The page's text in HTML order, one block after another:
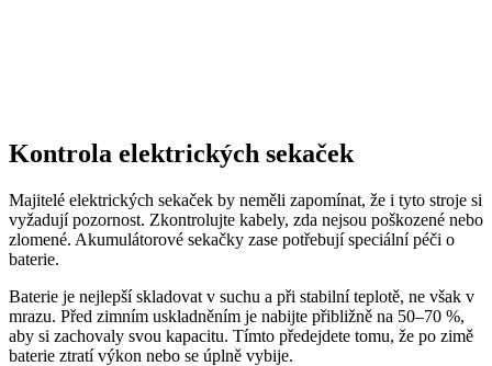
Kontrola elektrických sekaček
Majitelé elektrických sekaček by neměli zapomínat, že i tyto stroje si
vyžadují pozornost. Zkontrolujte kabely, zda nejsou poškozené nebo
zlomené. Akumulátorové sekačky zase potřebují speciální péči o
baterie.
Baterie je nejlepší skladovat v suchu a při stabilní teplotě, ne však v
mrazu. Před zimním uskladněním je nabijte přibližně na 50–70 %,
aby si zachovaly svou kapacitu. Tímto předejdete tomu, že po zimě
baterie ztratí výkon nebo se úplně vybije.